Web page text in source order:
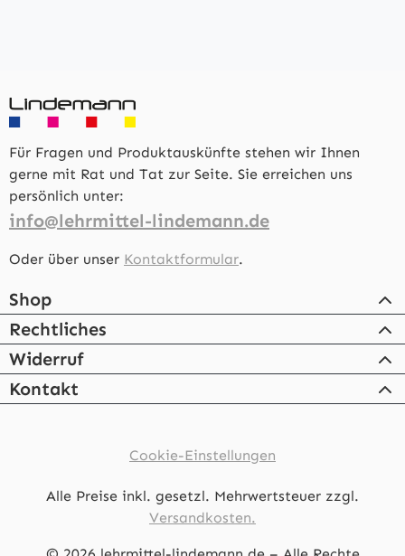
Für Fragen und Produktauskünfte stehen wir Ihnen
gerne mit Rat und Tat zur Seite. Sie erreichen uns
persönlich unter:
info@lehrmittel-lindemann.de
Oder über unser Kontaktformular.
Shop
Rechtliches
Widerruf
Kontakt
Cookie-Einstellungen
Alle Preise inkl. gesetzl. Mehrwertsteuer zzgl.
Versandkosten.